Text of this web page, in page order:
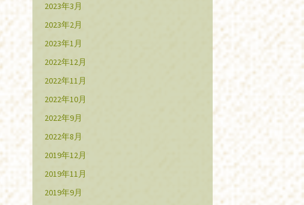
2023年3月
2023年2月
2023年1月
2022年12月
2022年11月
2022年10月
2022年9月
2022年8月
2019年12月
2019年11月
2019年9月